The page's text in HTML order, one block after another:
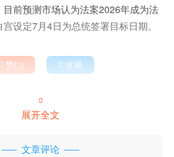
前预测市场认为法案2026年成为法
设定7月4日为总统签署目标日期。
赞()  收藏

展开全文
文章评论